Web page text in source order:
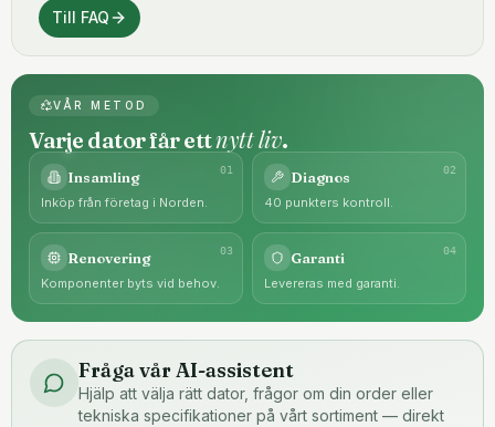
Till FAQ
VÅR METOD
Varje dator får ettnytt liv.
01
Insamling
Inköp från företag i Norden.
02
Diagnos
40 punkters kontroll.
03
Renovering
Komponenter byts vid behov.
04
Garanti
Levereras med garanti.
Fråga vår AI-assistent
Hjälp att välja rätt dator, frågor om din order eller
tekniska specifikationer på vårt sortiment — direkt